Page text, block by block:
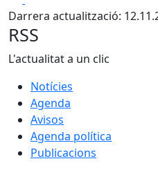
+
−
Darrera actualització:
RSS
L'actualitat a un clic
Notícies
Agenda
Avisos
Agenda política
Publicacions